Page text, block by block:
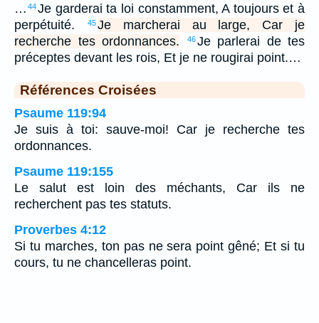
… 44Je garderai ta loi constamment, A toujours et à
perpétuité.
45Je marcherai au large, Car je
recherche tes ordonnances.
46 Je parlerai de tes
préceptes devant les rois, Et je ne rougirai point.…
Références Croisées
Psaume 119:94
Je suis à toi: sauve-moi! Car je recherche tes
ordonnances.
Psaume 119:155
Le salut est loin des méchants, Car ils ne
recherchent pas tes statuts.
Proverbes 4:12
Si tu marches, ton pas ne sera point gêné; Et si tu
cours, tu ne chancelleras point.